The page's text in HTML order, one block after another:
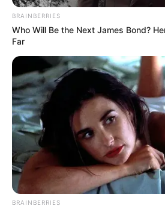
BRAINBERRIES
Who Will Be the Next James Bond?
Far
BRAINBERRIES